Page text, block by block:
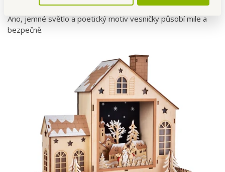
Je dekorace vhodná i do dětského pokoje?
Ano, jemné světlo a poetický motiv vesničky působí mile a
bezpečně.